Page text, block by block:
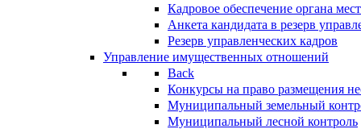
Кадровое обеспечение органа
Анкета кандидата в резерв
Резерв управленческих кадров
Управление имущественных отношений
Back
Конкурсы на право размещения
Муниципальный земельный
Муниципальный лесной контроль